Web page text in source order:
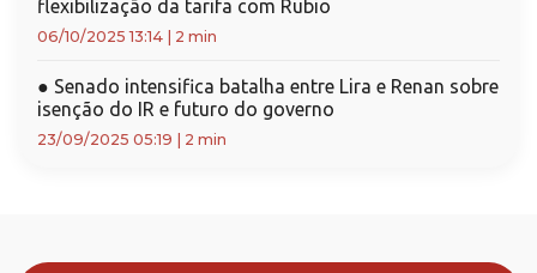
flexibilização da tarifa com Rubio
06/10/2025 13:14 2 min
● Senado intensifica batalha entre Lira e Renan sobre
isenção do IR e futuro do governo
23/09/2025 05:19 2 min